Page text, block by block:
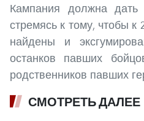
Кампания должна дать
стремясь к тому, чтобы
найдены и
останков павших
родственников павших
СМОТРЕТЬ ДАЛЕЕ